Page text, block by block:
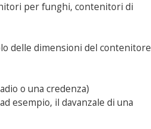
per funghi, contenitori di
delle dimensioni del contenitore
o una credenza)
esempio, il davanzale di una